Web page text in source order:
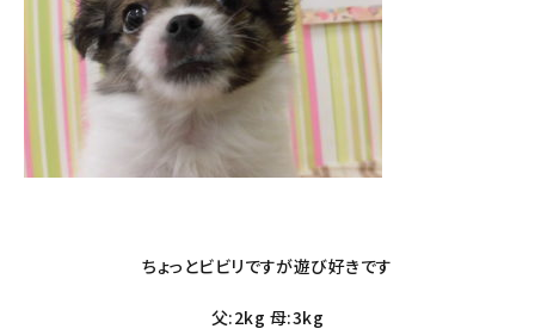
ちょっとビビリですが遊び好きです
父:2kg 母:3kg